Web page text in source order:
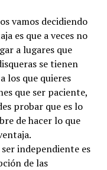
vamos decidiendo
es que a veces no
a lugares que
se tienen
los que quieres
que ser paciente,
probar que es lo
de hacer lo que
independiente es
de las